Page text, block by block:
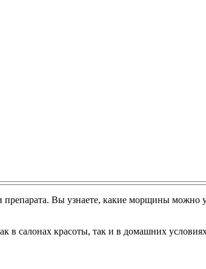
препарата. Вы узнаете, какие морщины можно
в салонах красоты, так и в домашних